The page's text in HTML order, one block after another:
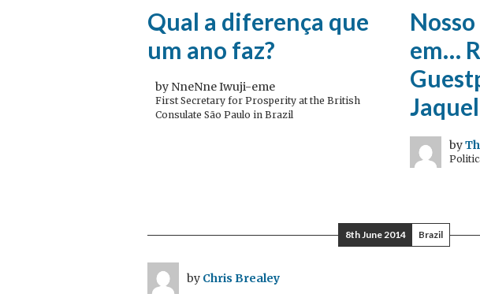
Qual a diferença que
um ano faz?
by NneNne Iwuji-eme
First Secretary for Prosperity at the British
Consulate São Paulo in Brazil
em…
by
8th June 2014 Brazil
by Chris Brealey